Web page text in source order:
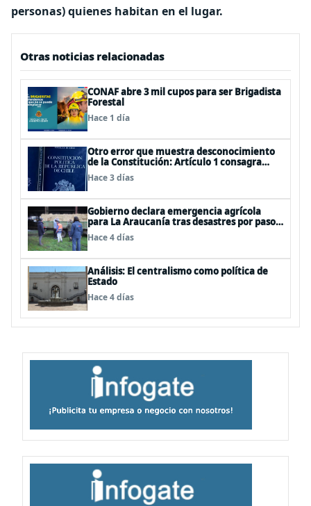
personas) quienes habitan en el lugar.
Otras noticias relacionadas
CONAF abre 3 mil cupos para ser Brigadista
Forestal
Hace 1 día
Otro error que muestra desconocimiento
de la Constitución: Artículo 1 consagra
resguardar la seguridad nacional y
proteger a los ciudadanos
Hace 3 días
Gobierno declara emergencia agrícola
para La Araucanía tras desastres por pasos
de sistemas frontales
Hace 4 días
Análisis: El centralismo como política de
Estado
Hace 4 días